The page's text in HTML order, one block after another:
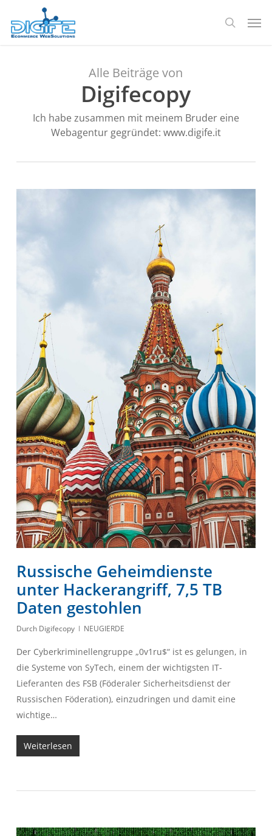
Hauptinhalt
springen
Suche
Alle Beiträge von
Digifecopy
Ich habe zusammen mit meinem Bruder eine
Webagentur gegründet: www.digife.it
Russische Geheimdienste
unter Hackerangriff, 7,5 TB
Daten gestohlen
Durch Digifecopy NEUGIERDE
Der Cyberkriminellengruppe „0v1ru$“ ist es gelungen, in
die Systeme von SyTech, einem der wichtigsten IT-
Lieferanten des FSB (Föderaler Sicherheitsdienst der
Russischen Föderation), einzudringen und damit eine
wichtige…
Weiterlesen